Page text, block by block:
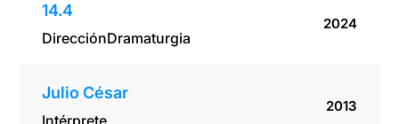
14.4
DirecciónDramaturgia
2024
Julio César
2013